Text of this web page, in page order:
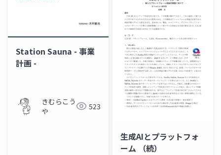
Station Sauna - 事業
計画 -
きむらこう
や
523
生成AIとプラットフォ
ーム （続）